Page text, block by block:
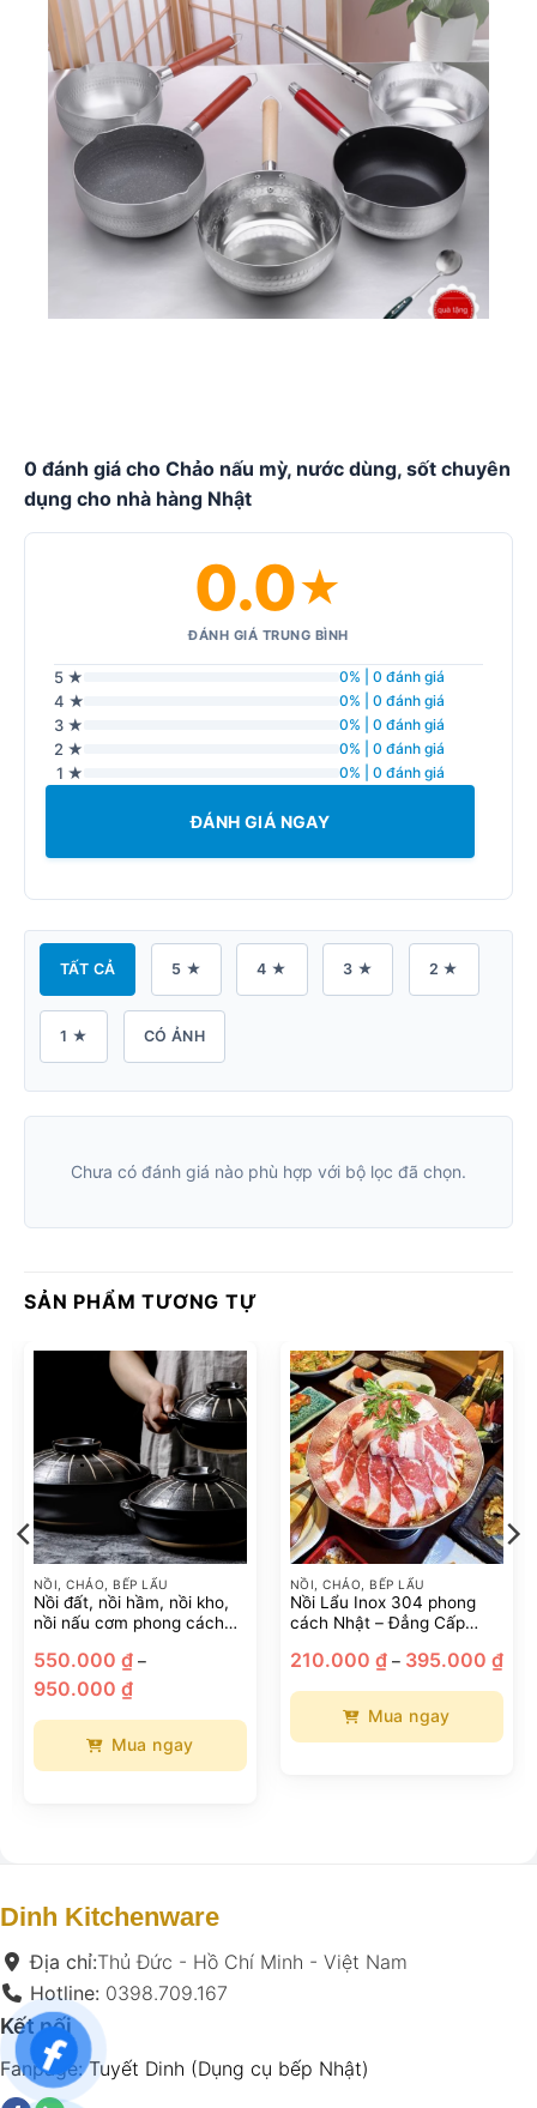
0 đánh giá cho Chảo nấu mỳ, nước dùng, sốt chuyên
dụng cho nhà hàng Nhật
0.0★
ĐÁNH GIÁ TRUNG BÌNH
5 ★ 0% | 0 đánh giá
4 ★ 0% | 0 đánh giá
3 ★ 0% | 0 đánh giá
2 ★ 0% | 0 đánh giá
1 ★ 0% | 0 đánh giá
ĐÁNH GIÁ NGAY
TẤT CẢ 5 ★ 4 ★ 3 ★ 2 ★
1 ★ CÓ ẢNH
Chưa có đánh giá nào phù hợp với bộ lọc đã chọn.
SẢN PHẨM TƯƠNG TỰ
NỒI, CHẢO, BẾP LẨU
Nồi đất, nồi hầm, nồi kho,
nồi nấu cơm phong cách
550.000 ₫ –
950.000 ₫Khoảng
giá:
đến
950.000 ₫
Mua ngay
biến
Các
tùy
chọn
có
thể
được
NỒI, CHẢO, BẾP LẨU
Nồi Lẩu Inox 304 phong
cách Nhật – Đẳng Cấp
Hoàn Hảo
210.000 ₫ – 395.000 ₫giá:
Mua ngay
tùy
được
chọn
Dinh Kitchenware
Địa chỉ:Thủ Đức - Hồ Chí Minh - Việt Nam
Hotline: 0398.709.167
Kết nối
Fanpage: Tuyết Dinh (Dụng cụ bếp Nhật)